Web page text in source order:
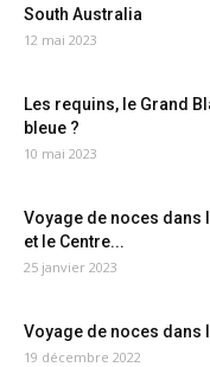
South Australia
12 mai 2023
Les requins, le Grand
bleue ?
10 mai 2023
Voyage de noces dans
et le Centre...
25 janvier 2023
Voyage de noces dans
19 décembre 2022